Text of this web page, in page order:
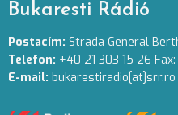
Bukaresti Rádió
Postacím: Strada General
Telefon: +40 21 303 15 26
E-mail: bukarestiradio[at]srr.ro